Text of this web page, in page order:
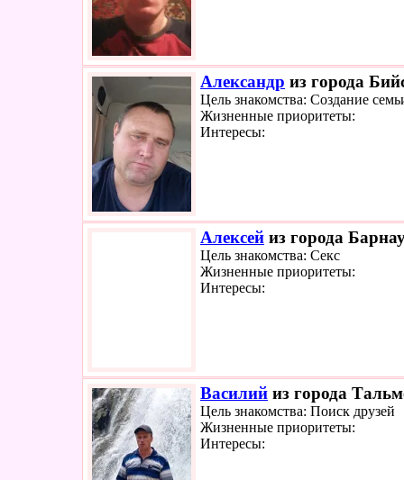
Александр из города
Цель знакомства: Создание
Жизненные приоритеты:
Интересы:
Алексей из города
Цель знакомства: Секс
Жизненные приоритеты:
Интересы:
Василий из города
Цель знакомства: Поиск друзей
Жизненные приоритеты:
Интересы: